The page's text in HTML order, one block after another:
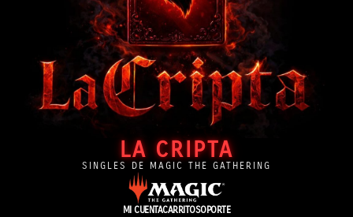
LA CRIPTA
SINGLES DE MAGIC THE GATHERING
MI CUENTACARRITOSOPORTE